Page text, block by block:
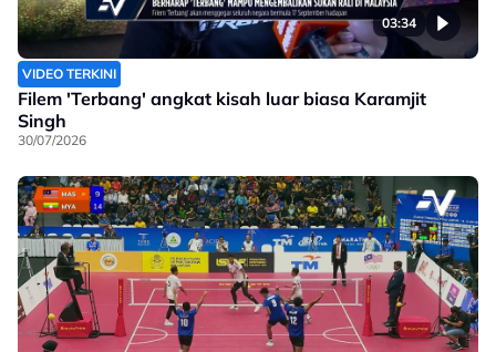
03:34
VIDEO TERKINI
Filem 'Terbang' angkat kisah luar biasa Karamjit
Singh
30/07/2026